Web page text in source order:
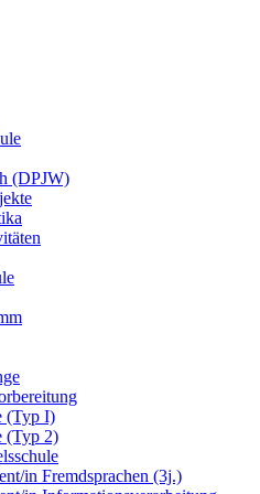
(DPJW)
(Typ I)
(Typ 2)
in­ Fremdsprachen (3j.)